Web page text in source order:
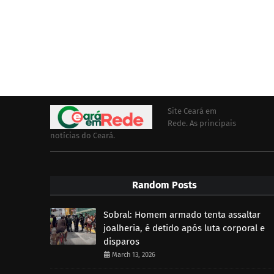
Site Ceará em
Rede. As principais
notícias do Ceará.
Random Posts
Sobral: Homem armado tenta assaltar
joalheria, é detido após luta corporal e
disparos
March 13, 2026